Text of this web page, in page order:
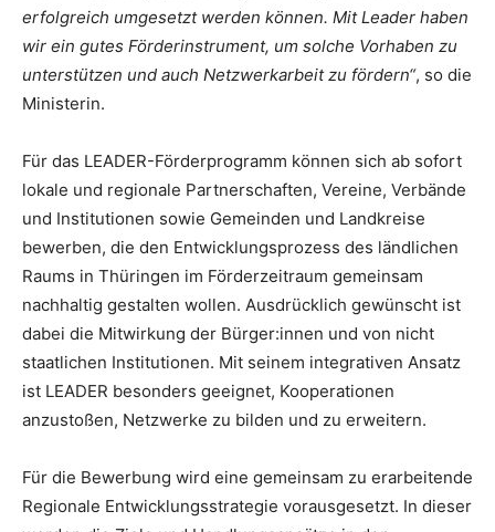
erfolgreich umgesetzt werden können. Mit Leader haben
wir ein gutes Förderinstrument, um solche Vorhaben zu
unterstützen und auch Netzwerkarbeit zu fördern“, so die
Ministerin.
Für das LEADER-Förderprogramm können sich ab sofort
lokale und regionale Partnerschaften, Vereine, Verbände
und Institutionen sowie Gemeinden und Landkreise
bewerben, die den Entwicklungsprozess des ländlichen
Raums in Thüringen im Förderzeitraum gemeinsam
nachhaltig gestalten wollen. Ausdrücklich gewünscht ist
dabei die Mitwirkung der Bürger:innen und von nicht
staatlichen Institutionen. Mit seinem integrativen Ansatz
ist LEADER besonders geeignet, Kooperationen
anzustoßen, Netzwerke zu bilden und zu erweitern.
Für die Bewerbung wird eine gemeinsam zu erarbeitende
Regionale Entwicklungsstrategie vorausgesetzt. In dieser